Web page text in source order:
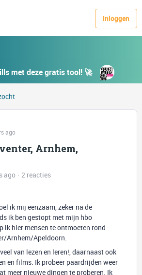
Inloggen
met deze gratis tool! 🚀
ago
Arnhem,
ago
2 reacties
ik mij eenzaam, zeker na de
ik ben gestopt met mijn hbo
ik hier mensen te ontmoeten rond
Arnhem/Apeldoorn.
van lezen en leren!, daarnaast ook
en films. Ik probeer paardrijden weer
meer nieuwe dingen te proberen. Ik